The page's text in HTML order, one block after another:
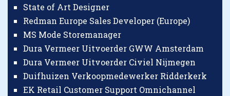
State of Art Designer
Redman Europe Sales Developer (Europe)
MS Mode Storemanager
Dura Vermeer Uitvoerder GWW Amsterdam
Dura Vermeer Uitvoerder Civiel Nijmegen
Duifhuizen Verkoopmedewerker Ridderkerk
EK Retail Customer Support Omnichannel